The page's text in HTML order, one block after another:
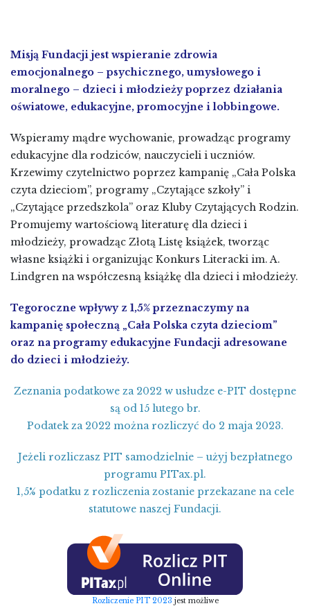
Misją Fundacji jest wspieranie zdrowia
emocjonalnego – psychicznego, umysłowego i
moralnego – dzieci i młodzieży poprzez działania
oświatowe, edukacyjne, promocyjne i lobbingowe.
Wspieramy mądre wychowanie, prowadząc programy
edukacyjne dla rodziców, nauczycieli i uczniów.
Krzewimy czytelnictwo poprzez kampanię „Cała Polska
czyta dzieciom”, programy „Czytające szkoły” i
„Czytające przedszkola” oraz Kluby Czytających Rodzin.
Promujemy wartościową literaturę dla dzieci i
młodzieży, prowadząc Złotą Listę książek, tworząc
własne książki i organizując Konkurs Literacki im. A.
Lindgren na współczesną książkę dla dzieci i młodzieży.
Tegoroczne wpływy z 1,5% przeznaczymy na
kampanię społeczną „Cała Polska czyta dzieciom”
oraz na programy edukacyjne Fundacji adresowane
do dzieci i młodzieży.
Zeznania podatkowe za 2022 w usłudze e-PIT dostępne
są od 15 lutego br.
Podatek za 2022 można rozliczyć do 2 maja 2023.
Jeżeli rozliczasz PIT samodzielnie – użyj bezpłatnego
programu PITax.pl.
1,5% podatku z rozliczenia zostanie przekazane na cele
statutowe naszej Fundacji.
Rozliczenie PIT 2023 jest możliwe